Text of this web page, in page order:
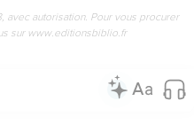
avec autorisation. Pour vous procurer
sur www.editionsbiblio.fr